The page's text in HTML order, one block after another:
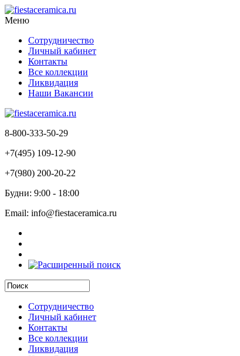
Меню
Сотрудничество
Личный кабинет
Контакты
Все коллекции
Ликвидация
Наши Вакансии
8-800-333-50-29
+7(495) 109-12-90
+7(980) 200-20-22
Будни: 9:00 - 18:00
Email: info@fiestaceramica.ru
Сотрудничество
Личный кабинет
Контакты
Все коллекции
Ликвидация